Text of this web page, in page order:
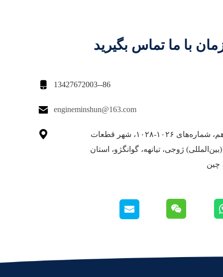
با ما تماس بگیرید
 86--13427672003
 engineminshun@163.com

در خیابان دهم، شماره‌های ۱۰۲۶-۱۰۲۸، شهر قطعات
ژوجی، تیانهه، گوانگژو، استان
چین